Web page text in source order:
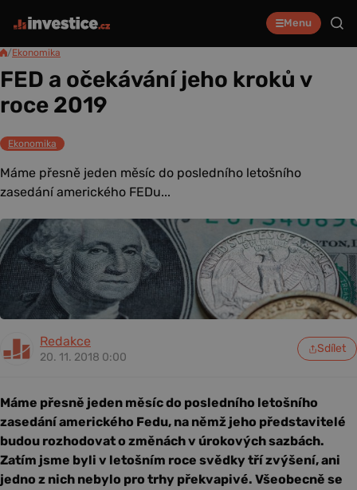
Menu
/Ekonomika
FED a očekávání jeho kroků v
roce 2019
Ekonomika
Máme přesně jeden měsíc do posledního letošního
zasedání amerického FEDu...
Redakce
20. 11. 2018 0:00
Sdílet
Máme přesně jeden měsíc do posledního letošního
zasedání amerického Fedu, na němž jeho představitelé
budou rozhodovat o změnách v úrokových sazbách.
Zatím jsme byli v letošním roce svědky tří zvýšení, ani
jedno z nich nebylo pro trhy překvapivé. Všeobecně se